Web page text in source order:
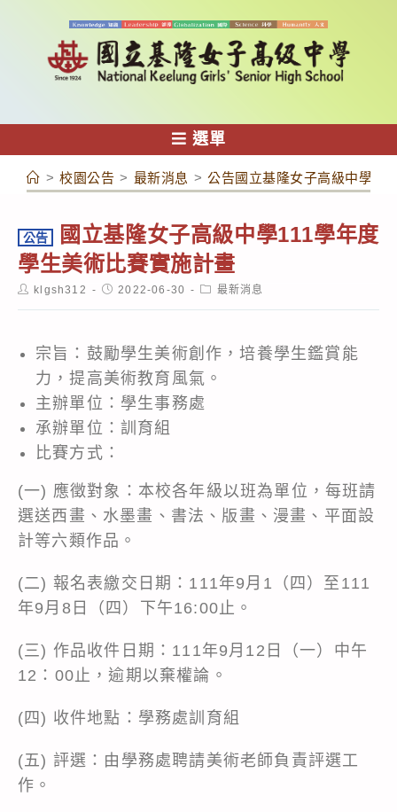
容
選單
> 校園公告 > 最新消息 > 公告國立基隆女子高級中學
公告
國立基隆女子高級中學111學年度
學生美術比賽實施計畫
Postklgsh312
Post2022-06-30
Post最新消息
宗旨：鼓勵學生美術創作，培養學生鑑賞能
力，提高美術教育風氣。
主辦單位：學生事務處
承辦單位：訓育組
比賽方式：
(一) 應徵對象：本校各年級以班為單位，每班請
選送西畫、水墨畫、書法、版畫、漫畫、平面設
計等六類作品。
(二) 報名表繳交日期：111年9月1（四）至111
年9月8日（四）下午16:00止。
(三) 作品收件日期：111年9月12日（一）中午
12：00止，逾期以棄權論。
(四) 收件地點：學務處訓育組
(五) 評選：由學務處聘請美術老師負責評選工
作。